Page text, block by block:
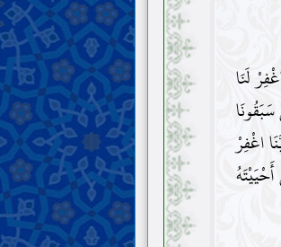
لَنَا
سَبَقُونَا
اغْفِرْ
أَحْيَيْتَهُ